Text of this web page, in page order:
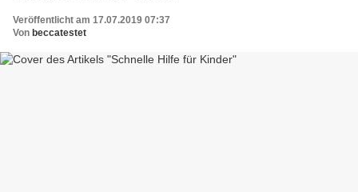
Veröffentlicht am 17.07.2019 07:37
Von beccatestet